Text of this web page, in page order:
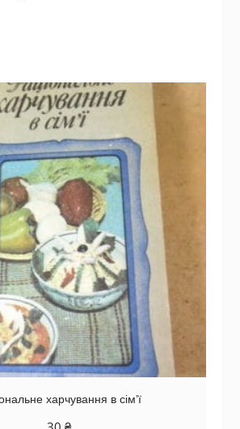
харчування в сім’ї